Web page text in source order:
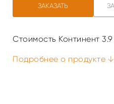
ЗАКАЗАТЬ
Стоимость Континент
Подробнее о продукте ↓